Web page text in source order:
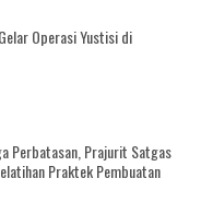
Operasi Yustisi di
Perbatasan, Prajurit Satgas
Praktek Pembuatan